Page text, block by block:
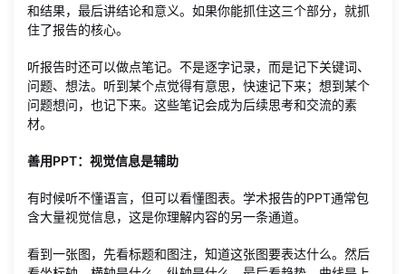
和结果，最后讲结论和意义。如果你能抓住这三个部分，就抓
住了报告的核心。
听报告时还可以做点笔记。不是逐字记录，而是记下关键词、
问题、想法。听到某个点觉得有意思，快速记下来；想到某个
问题想问，也记下来。这些笔记会成为后续思考和交流的素
材。
善用PPT：视觉信息是辅助
有时候听不懂语言，但可以看懂图表。学术报告的PPT通常包
含大量视觉信息，这是你理解内容的另一条通道。
看到一张图，先看标题和图注，知道这张图要表达什么。然后